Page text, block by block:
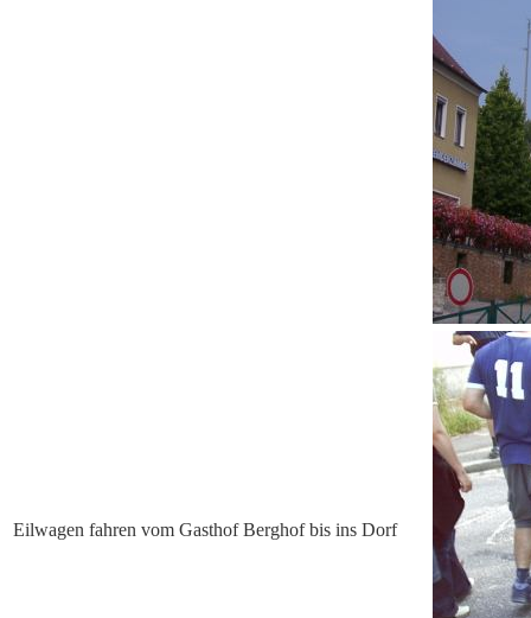
Eilwagen fahren vom Gasthof Berghof bis ins Dorf